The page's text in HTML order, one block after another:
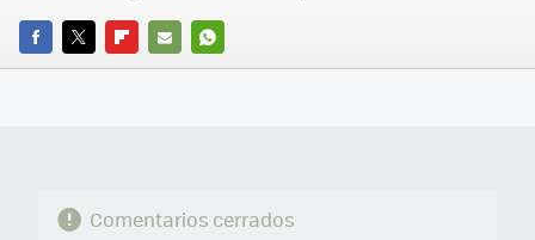
FACEBOOK
TWITTERFLIPBOARD
E-
WHATSAPP
Comentarios cerrados